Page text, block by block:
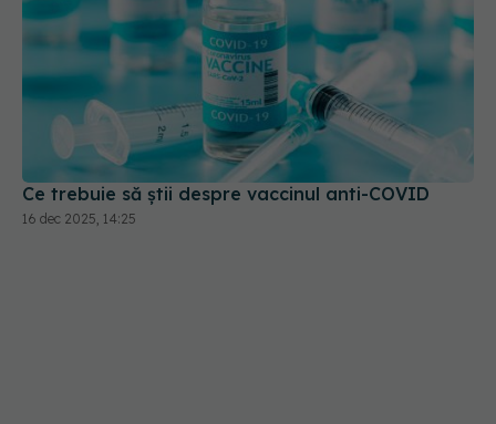
Ce trebuie să știi despre vaccinul anti-COVID
16 dec 2025, 14:25